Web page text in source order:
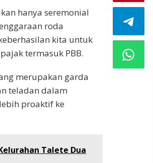
hanya seremonial
roda
kita untuk
termasuk PBB.
merupakan garda
teladan dalam
proaktif ke
Talete Dua